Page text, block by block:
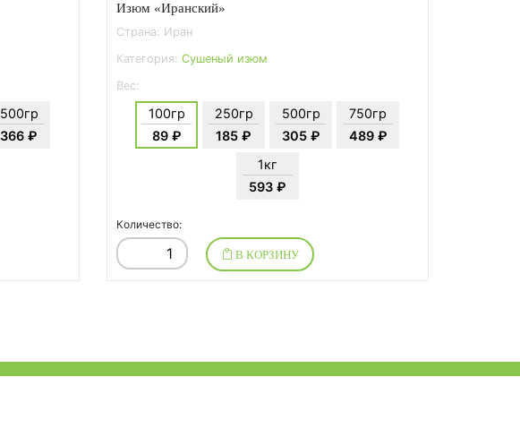
500гр
366 ₽
Изюм «Иранский»
Страна: Иран
Категория: Сушеный изюм
Вес:
100гр
89 ₽
250гр
185 ₽
500гр
305 ₽
750гр
489 ₽
1кг
593 ₽
Количество:
В КОРЗИНУ